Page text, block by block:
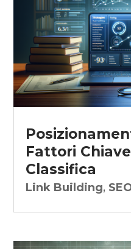
Fattori
Classifica
Link Building,